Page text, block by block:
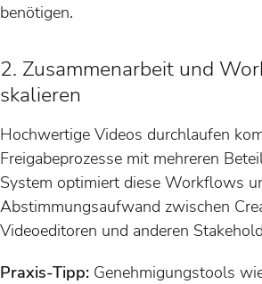
benötigen.
2. Zusammenarbeit und
skalieren
Hochwertige Videos durchlaufen
Freigabeprozesse mit mehreren
System optimiert diese Workflows
Abstimmungsaufwand zwischen
Videoeditoren und anderen
Praxis-Tipp: Genehmigungstools